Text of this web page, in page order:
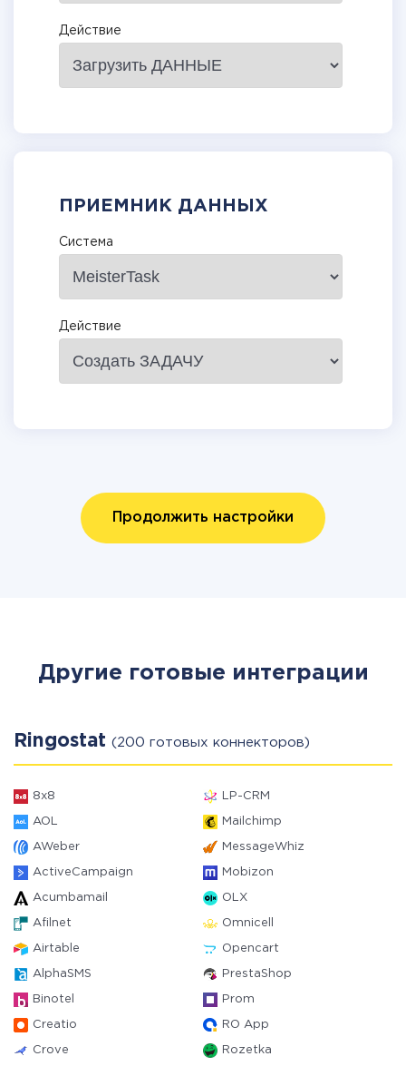
Действие
ПРИЕМНИК ДАННЫХ
Система
Действие
Продолжить настройки
Другие готовые интеграции
Ringostat (200 готовых коннекторов)
8x8 LP-CRM
AOL Mailchimp
AWeber MessageWhiz
ActiveCampaign Mobizon
Acumbamail OLX
Afilnet Omnicell
Airtable Opencart
AlphaSMS PrestaShop
Binotel Prom
Creatio RO App
Crove Rozetka